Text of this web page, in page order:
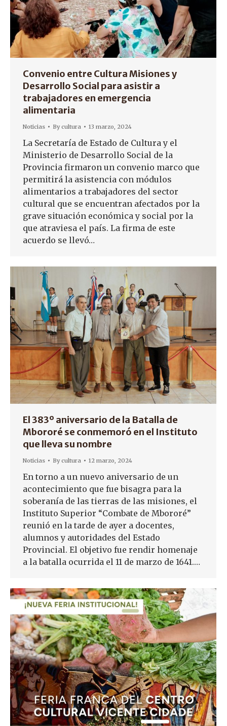
Convenio entre Cultura Misiones y
Desarrollo Social para asistir a
trabajadores en emergencia
alimentaria
Noticias Bycultura 13 marzo, 2024
La Secretaría de Estado de Cultura y el
Ministerio de Desarrollo Social de la
Provincia firmaron un convenio marco que
permitirá la asistencia con módulos
alimentarios a trabajadores del sector
cultural que se encuentran afectados por la
grave situación económica y social por la
que atraviesa el país. La firma de este
acuerdo se llevó…
El 383º aniversario de la Batalla de
Mbororé se conmemoró en el Instituto
que lleva su nombre
Noticias Bycultura 12 marzo, 2024
En torno a un nuevo aniversario de un
acontecimiento que fue bisagra para la
soberanía de las tierras de las misiones, el
Instituto Superior “Combate de Mbororé”
reunió en la tarde de ayer a docentes,
alumnos y autoridades del Estado
Provincial. El objetivo fue rendir homenaje
a la batalla ocurrida el 11 de marzo de 1641.…